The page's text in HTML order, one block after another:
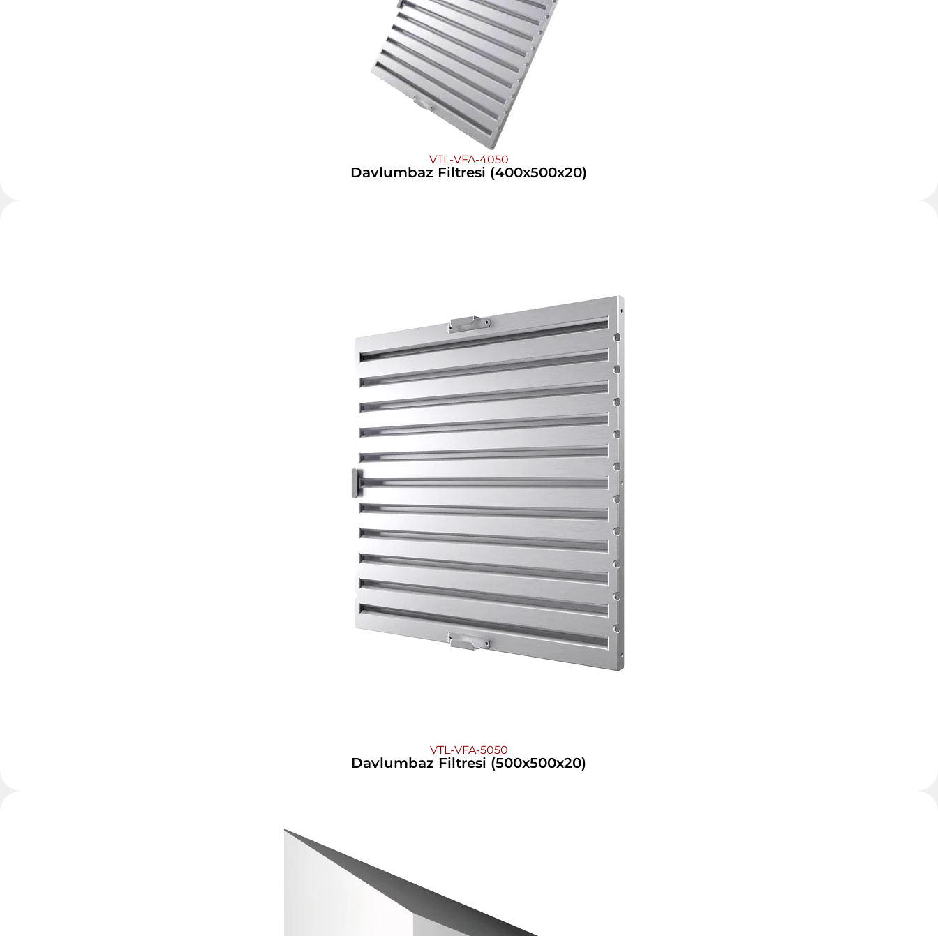
VTL-VFA-4050
Davlumbaz Filtresi (400x500x20)
VTL-VFA-5050
Davlumbaz Filtresi (500x500x20)